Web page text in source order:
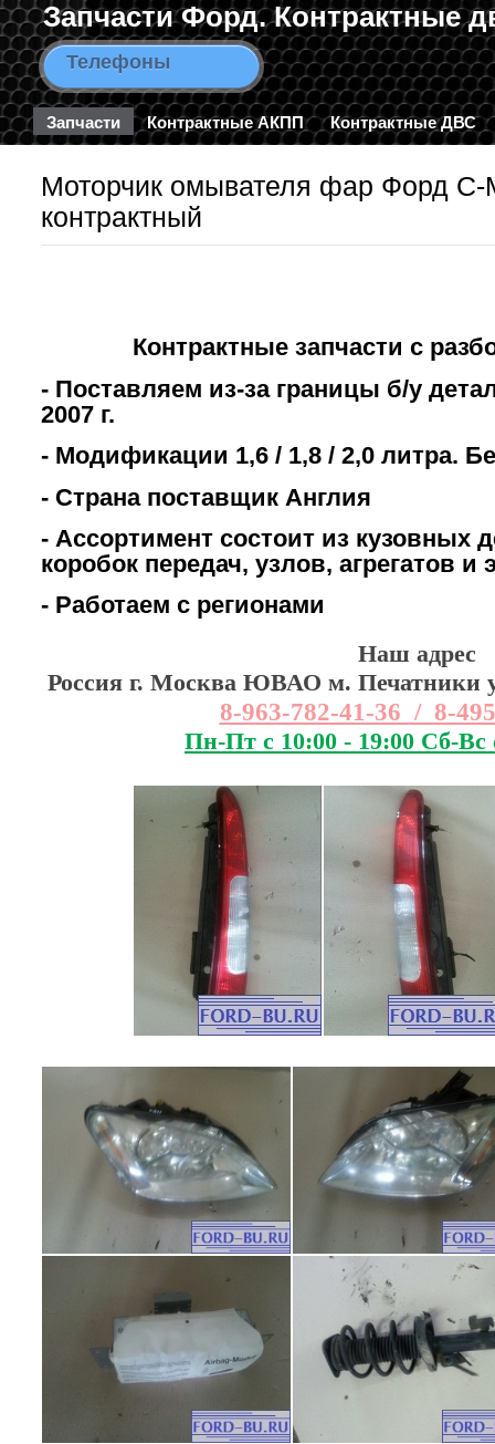
Запчасти Форд. Контрактные
Телефоны 8-963-663-46-43 / 8-495-782-
Запчасти Контрактные АКПП Контрактные ДВС
Моторчик омывателя фар Форд С-
контрактный
Контрактные запчасти с
- Поставляем из-за границы б/у
2007 г.
- Модификации 1,6 / 1,8 / 2,0 литра.
- Страна поставщик Англия
- Ассортимент состоит из кузовных
коробок передач, узлов, агрегатов и
- Работаем с регионами
Наш адрес
Россия г. Москва ЮВАО м. Печатники
8-963-782-41-36 / 8-
Пн-Пт с 10:00 - 19:00 Сб-Вс